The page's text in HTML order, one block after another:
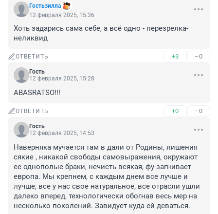
Гостьзилла
12 февраля 2025, 15:36
Хоть задарись сама себе, а всё одно - перезрелка-
неликвид
ОТВЕТИТЬ +3 –0
Гость
12 февраля 2025, 15:28
ABASRATSO!!!
ОТВЕТИТЬ +0 –0
Гость
12 февраля 2025, 14:53
Наверняка мучается там в дали от Родины, лишения
сякие , никакой свободы самовыражения, окружают
ее однополые браки, нечисть всякая, фу загнивает
европа. Мы крепнем, с каждым днем все лучше и
лучше, все у нас свое натуральное, все отрасли ушли
далеко вперед, технологически обогнав весь мер на
несколько поколений. Завидует куда ей деваться.